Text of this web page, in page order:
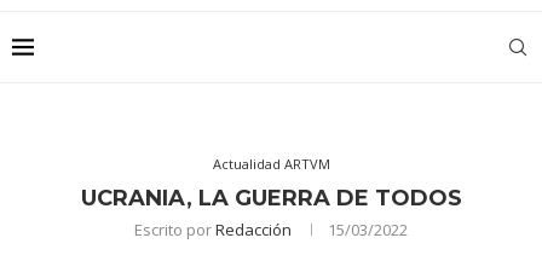
Actualidad ARTVM
UCRANIA, LA GUERRA DE TODOS
Escrito porRedacción 15/03/2022